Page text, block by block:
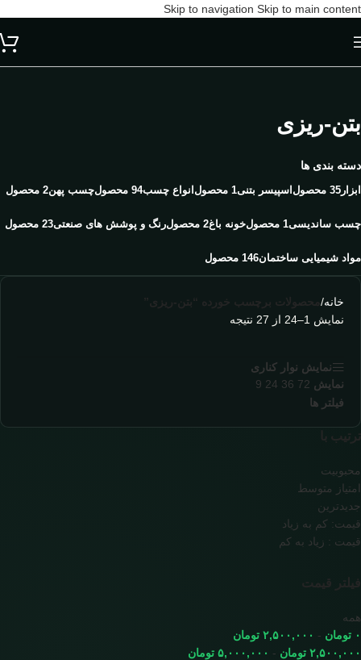
Skip to navigation Skip to main content
بتن-ریزی
دسته بندی ها
ابزار 35 محصول اسپیسر بتنی1 محصول انواع چسب94 محصول چسب پهن2 محصول
چسب ساندیسی1 محصول خونه باغ2 محصول رنگ و پوشش های صنعتی23 محصول
مواد شیمیایی ساختمان146 محصول
خانه/ محصولات برچسب خورده “بتن-ریزی”
نمایش 1–24 از 27 نتیجه
نمایش نوار کناری
نمایش 72
36
24
9
فیلتر ها
ترتیب با
محبوبیت
امتیاز متوسط
جدیدترین
قیمت: کم به زیاد
قیمت : زیاد به کم
همه
۰ تومان - ۲,۵۰۰,۰۰۰ تومان
۲,۵۰۰,۰۰۰ تومان - ۵,۰۰۰,۰۰۰ تومان